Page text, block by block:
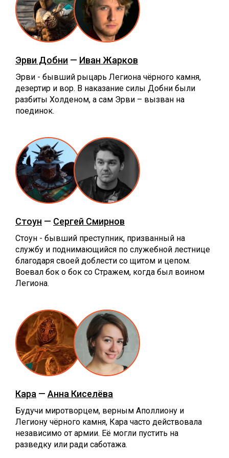
Эрви Добни — Иван Жарков
Эрви - бывший рыцарь Легиона чёрного камня,
дезертир и вор. В наказание силы Добни были
разбиты Холденом, а сам Эрви – вызван на
поединок.
Стоун — Сергей Смирнов
Стоун - бывший преступник, призванный на
службу и поднимающийся по служебной лестнице
благодаря своей доблести со щитом и цепом.
Воевал бок о бок со Стражем, когда был воином
Легиона.
Кара — Анна Киселёва
Будучи миротворцем, верным Аполлиону и
Легиону чёрного камня, Кара часто действовала
независимо от армии. Её могли пустить на
разведку или ради саботажа.